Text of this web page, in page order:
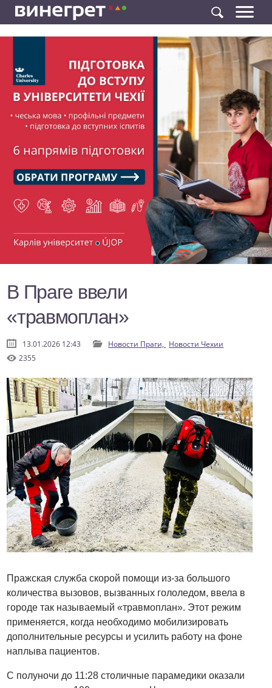
В Праге ввели
«травмоплан»
13.01.2026 12:43 Новости Праги, Новости Чехии
2355
Пражская служба скорой помощи из-за большого
количества вызовов, вызванных гололедом, ввела в
городе так называемый «травмоплан». Этот режим
применяется, когда необходимо мобилизировать
дополнительные ресурсы и усилить работу на фоне
наплыва пациентов.
С полуночи до 11:28 столичные парамедики оказали